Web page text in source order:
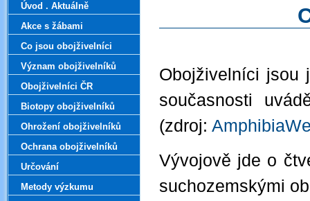
Obojživelníci jsou
současnosti
(zdroj:
Vývojově jde o
suchozemskými
Úvod . Aktuálně
Akce s žábami
Co jsou obojživelníci
Význam obojživelníků
Obojživelníci ČR
Biotopy obojživelníků
Ohrožení obojživelníků
Ochrana obojživelníků
Určování
Metody výzkumu